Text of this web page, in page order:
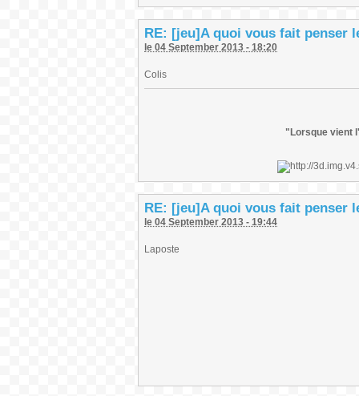
RE: [jeu]A quoi vous fait penser
le 04 September 2013 - 18:20
Colis
"Lorsque vient
RE: [jeu]A quoi vous fait penser
le 04 September 2013 - 19:44
Laposte